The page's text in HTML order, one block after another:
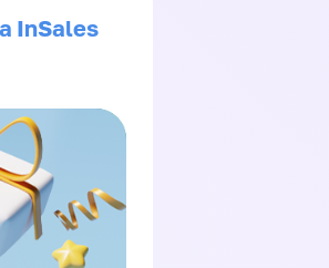
InSales